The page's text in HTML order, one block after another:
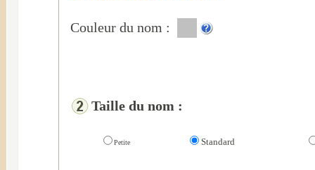
Couleur du nom :
Taille du nom :
Petite Standard